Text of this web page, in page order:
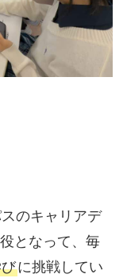
のキャリアデ
となって、毎
に挑戦してい